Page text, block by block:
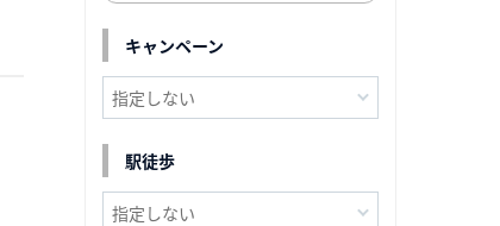
キャンペーン
駅徒歩